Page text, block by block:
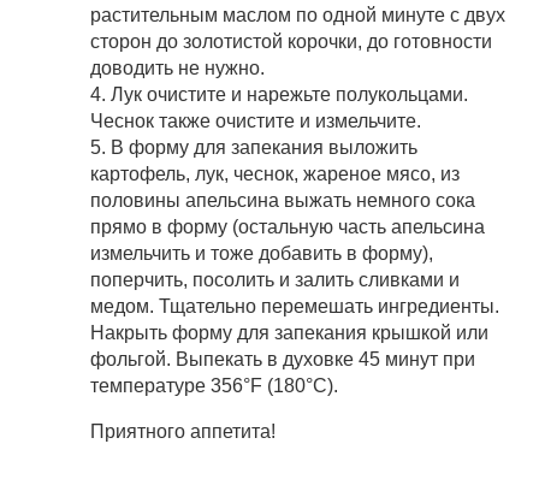
растительным маслом по одной минуте с двух
сторон до золотистой корочки, до готовности
доводить не нужно.
4. Лук очистите и нарежьте полукольцами.
Чеснок также очистите и измельчите.
5. В форму для запекания выложить
картофель, лук, чеснок, жареное мясо, из
половины апельсина выжать немного сока
прямо в форму (остальную часть апельсина
измельчить и тоже добавить в форму),
поперчить, посолить и залить сливками и
медом. Тщательно перемешать ингредиенты.
Накрыть форму для запекания крышкой или
фольгой. Выпекать в духовке 45 минут при
температуре 356°F (180°C).
Приятного аппетита!